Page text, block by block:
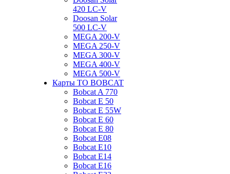
420 LC-V
Doosan Solar
500 LC-V
MEGA 200-V
MEGA 250-V
MEGA 300-V
MEGA 400-V
MEGA 500-V
Карты ТО BOBCAT
Bobcat A 770
Bobcat E 50
Bobcat E 55W
Bobcat E 60
Bobcat E 80
Bobcat E08
Bobcat E10
Bobcat E14
Bobcat E16